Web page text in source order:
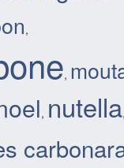
,
,
, nutella,